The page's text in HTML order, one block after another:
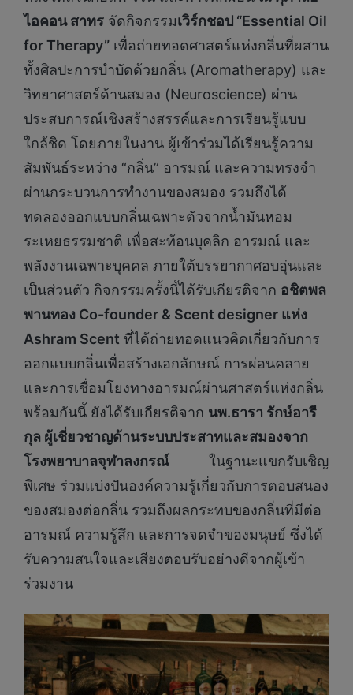
ไอคอน สาทร จัดกิจกรรมเวิร์กชอป “Essential Oil
for Therapy” เพื่อถ่ายทอดศาสตร์แห่งกลิ่นที่ผสาน
ทั้งศิลปะการบำบัดด้วยกลิ่น (Aromatherapy) และ
วิทยาศาสตร์ด้านสมอง (Neuroscience) ผ่าน
ประสบการณ์เชิงสร้างสรรค์และการเรียนรู้แบบ
ใกล้ชิด โดยภายในงาน ผู้เข้าร่วมได้เรียนรู้ความ
สัมพันธ์ระหว่าง “กลิ่น” อารมณ์ และความทรงจำ
ผ่านกระบวนการทำงานของสมอง รวมถึงได้
ทดลองออกแบบกลิ่นเฉพาะตัวจากน้ำมันหอม
ระเหยธรรมชาติ เพื่อสะท้อนบุคลิก อารมณ์ และ
พลังงานเฉพาะบุคคล ภายใต้บรรยากาศอบอุ่นและ
เป็นส่วนตัว กิจกรรมครั้งนี้ได้รับเกียรติจาก อชิตพล
พานทอง Co-founder & Scent designer แห่ง
Ashram Scent ที่ได้ถ่ายทอดแนวคิดเกี่ยวกับการ
ออกแบบกลิ่นเพื่อสร้างเอกลักษณ์ การผ่อนคลาย
และการเชื่อมโยงทางอารมณ์ผ่านศาสตร์แห่งกลิ่น
พร้อมกันนี้ ยังได้รับเกียรติจาก นพ.ธารา รักษ์อารี
กุล ผู้เชี่ยวชาญด้านระบบประสาทและสมองจาก
โรงพยาบาลจุฬาลงกรณ์ ในฐานะแขกรับเชิญ
พิเศษ ร่วมแบ่งปันองค์ความรู้เกี่ยวกับการตอบสนอง
ของสมองต่อกลิ่น รวมถึงผลกระทบของกลิ่นที่มีต่อ
อารมณ์ ความรู้สึก และการจดจำของมนุษย์ ซึ่งได้
รับความสนใจและเสียงตอบรับอย่างดีจากผู้เข้า
ร่วมงาน